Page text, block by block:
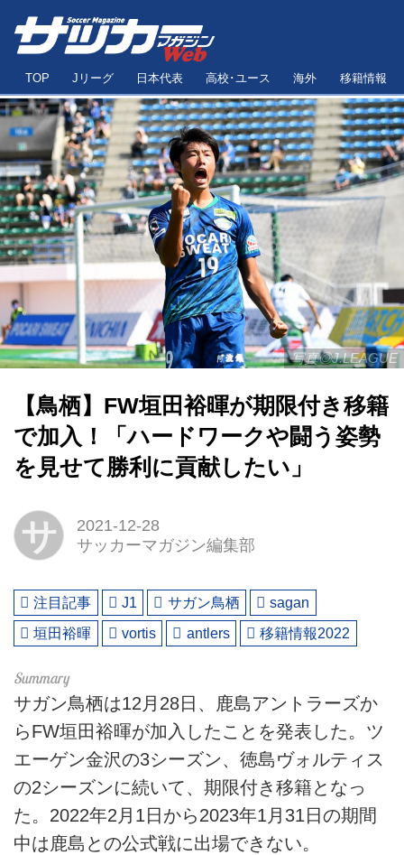
TOP Jリーグ 日本代表 高校･ユース 海外 移籍情報
写真◎J.LEAGUE
【鳥栖】FW垣田裕暉が期限付き移籍
で加入！「ハードワークや闘う姿勢
を見せて勝利に貢献したい」
サ
2021-12-28
サッカーマガジン編集部
注目記事 J1 サガン鳥栖
sagan
垣田裕暉
vortis antlers 移籍情報2022
サガン鳥栖は12月28日、鹿島アントラーズか
らFW垣田裕暉が加入したことを発表した。ツ
エーゲン金沢の3シーズン、徳島ヴォルティス
の2シーズンに続いて、期限付き移籍となっ
た。2022年2月1日から2023年1月31日の期間
中は鹿島との公式戦に出場できない。